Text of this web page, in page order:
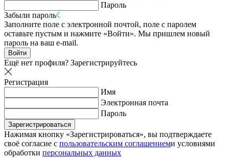
Пароль
Забыли пароль
Заполните поле с электронной почтой, поле с паролем
оставьте пустым и нажмите «Войти». Мы пришлем новый
пароль на ваш e-mail.
Войти
Ещё нет профиля? Зарегистрируйтесь
Регистрация
Имя
Электронная почта
Пароль
Зарегистрироваться
Нажимая кнопку «Зарегистрироваться», вы подтверждаете
своё согласие с пользовательским соглашениеми условиями
обработки персональных данных